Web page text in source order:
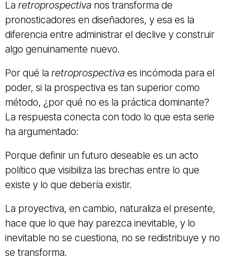
La retroprospectiva nos transforma de
pronosticadores en diseñadores, y esa es la
diferencia entre administrar el declive y construir
algo genuinamente nuevo.
Por qué la retroprospectiva es incómoda para el
poder, si la prospectiva es tan superior como
método, ¿por qué no es la práctica dominante?
La respuesta conecta con todo lo que esta serie
ha argumentado:
Porque definir un futuro deseable es un acto
político que visibiliza las brechas entre lo que
existe y lo que debería existir.
La proyectiva, en cambio, naturaliza el presente,
hace que lo que hay parezca inevitable, y lo
inevitable no se cuestiona, no se redistribuye y no
se transforma.